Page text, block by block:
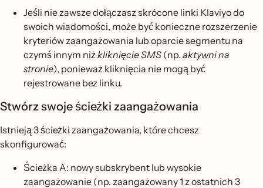
Jeśli nie zawsze dołączasz skrócone linki Klaviyo do
swoich wiadomości, może być konieczne rozszerzenie
kryteriów zaangażowania lub oparcie segmentu na
czymś innym niżkliknięcie SMS (np. aktywni na
stronie), ponieważ kliknięcia nie mogą być
rejestrowane bez linku.
Stwórz swoje ścieżki zaangażowania
Istnieją 3 ścieżki zaangażowania, które chcesz
skonfigurować:
Ścieżka A: nowy subskrybent lub wysokie
zaangażowanie (np. zaangażowany 1 z ostatnich 3